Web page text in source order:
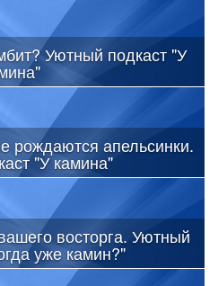
Уютный подкаст "У
рождаются апельсинки.
"У камина"
восторга. Уютный
уже камин?"